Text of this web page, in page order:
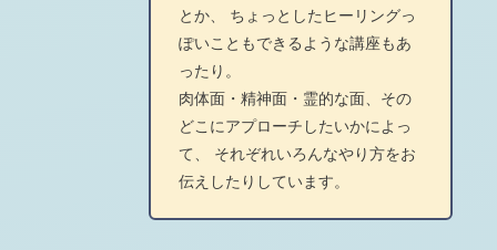
とか、 ちょっとしたヒーリングっ
ぽいこともできるような講座もあ
ったり。
肉体面・精神面・霊的な面、その
どこにアプローチしたいかによっ
て、 それぞれいろんなやり方をお
伝えしたりしています。